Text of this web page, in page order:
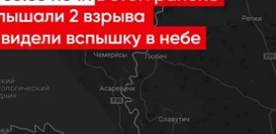
, що в небі над Мозирем кружляв
містом Речиця та над самим